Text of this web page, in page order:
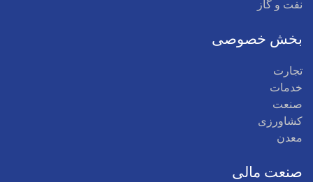
نفت و گاز
بخش خصوصی
تجارت
خدمات
صنعت
کشاورزی
معدن
صنعت مالی